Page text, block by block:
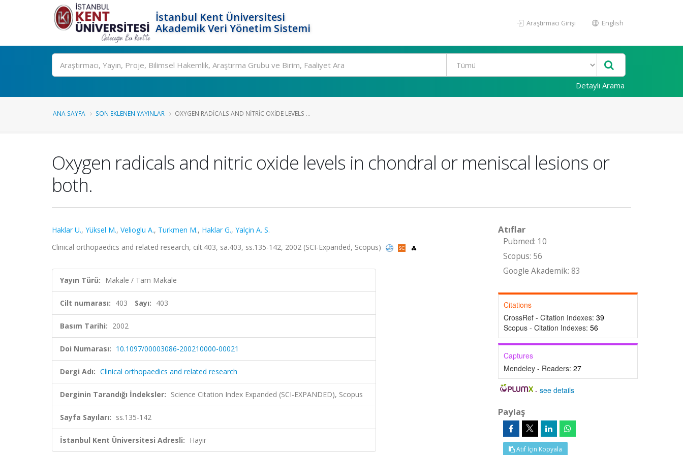
İstanbul Kent Üniversitesi
Akademik Veri Yönetim Sistemi
Araştırmacı Girişi English
Ara
Detaylı Arama
ANA SAYFA SON EKLENEN YAYINLAR OXYGEN RADICALS AND NITRIC OXIDE LEVELS ...
Oxygen radicals and nitric oxide levels in chondral or meniscal lesions or
both.
Haklar U., Yüksel M., Velioglu A., Turkmen M., Haklar G., Yalçin A. S.
Clinical orthopaedics and related research, cilt.403, sa.403, ss.135-142, 2002 (SCI-Expanded, Scopus)
Yayın Türü: Makale / Tam Makale
Cilt numarası: 403 Sayı: 403
Basım Tarihi: 2002
Doi Numarası: 10.1097/00003086-200210000-00021
Dergi Adı: Clinical orthopaedics and related research
Derginin Tarandığı İndeksler: Science Citation Index Expanded (SCI-EXPANDED), Scopus
Sayfa Sayıları: ss.135-142
İstanbul Kent Üniversitesi Adresli: Hayır
Atıflar
Pubmed: 10
Scopus: 56
Google Akademik: 83
Citations
CrossRef - Citation Indexes: 39
Scopus - Citation Indexes: 56
Captures
Mendeley - Readers: 27
-see details
Paylaş
Atıf İçin Kopyala